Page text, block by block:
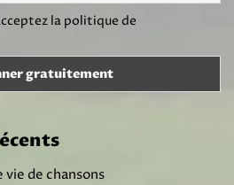
la politique de
vie de chansons